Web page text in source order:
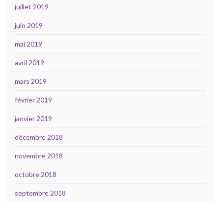
juillet 2019
juin 2019
mai 2019
avril 2019
mars 2019
février 2019
janvier 2019
décembre 2018
novembre 2018
octobre 2018
septembre 2018